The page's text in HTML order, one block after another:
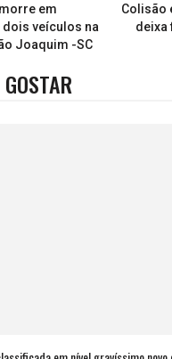
em
veículos na
Joaquim -SC
Colisão
deixa